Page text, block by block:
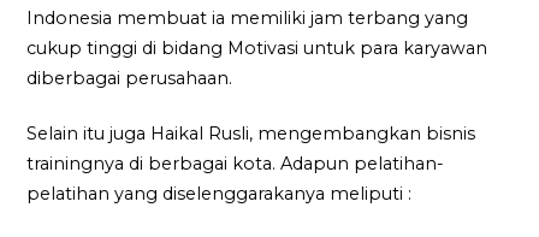
Indonesia membuat ia memiliki jam terbang yang
cukup tinggi di bidang Motivasi untuk para karyawan
diberbagai perusahaan.
Selain itu juga Haikal Rusli, mengembangkan bisnis
trainingnya di berbagai kota. Adapun pelatihan-
pelatihan yang diselenggarakanya meliputi :